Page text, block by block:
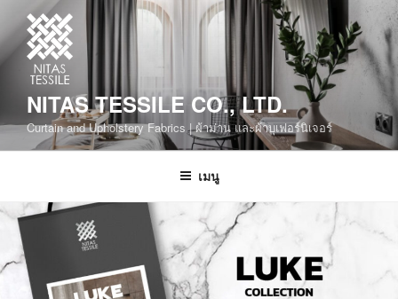
NITAS TESSILE CO., LTD.
Curtain and Upholstery Fabrics | ผ้าม่าน และผ้าบุเฟอร์นิเจอร์
เมนู